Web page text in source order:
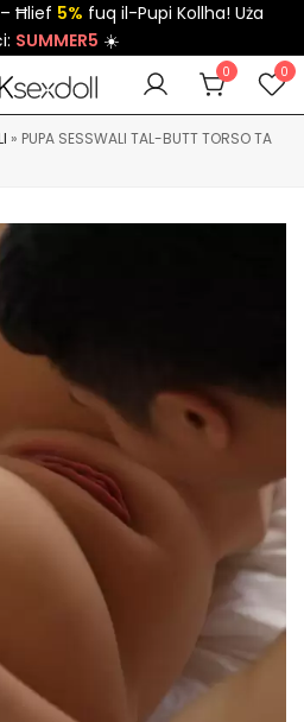
– Ħlief 5% fuq il-Pupi Kollha! Uża
SUMMER5 ☀️
0 0
» PUPA SESSWALI TAL-BUTT TORSO TA